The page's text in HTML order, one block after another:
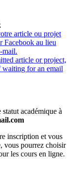
article ou projet
Facebook au lieu
mail.
article or project,
waiting for an email
académique à
inscription et vous
vous pourrez choisir
les cours en ligne.